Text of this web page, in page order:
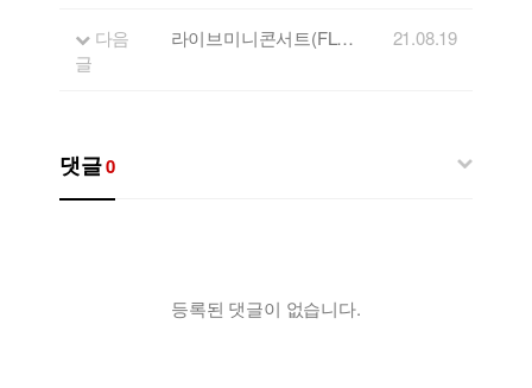
다음
글
라이브미니콘서트(FLL) 10회 출연자 - 그림하일드 21.08.19
댓글0
등록된 댓글이 없습니다.